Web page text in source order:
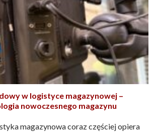
w logistyce magazynowej –
nowoczesnego magazynu
magazynowa coraz częściej opiera